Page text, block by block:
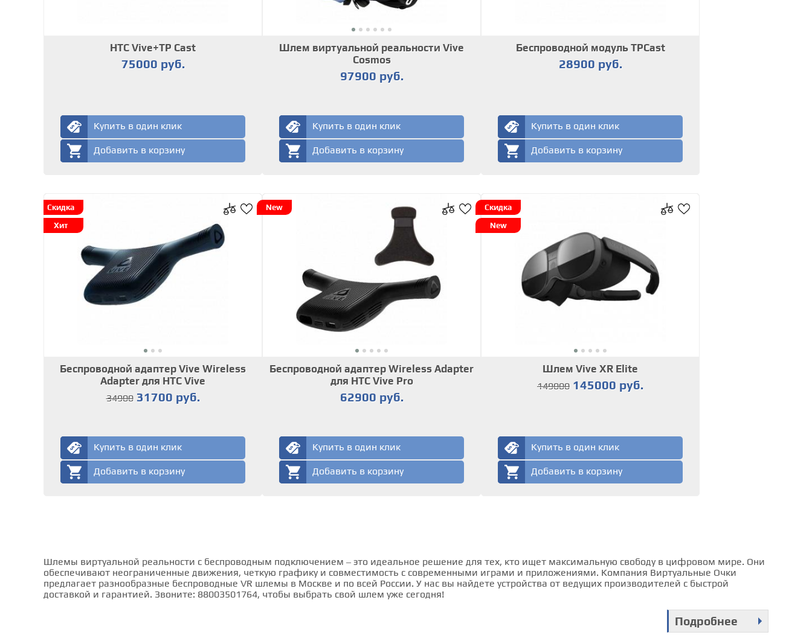
HTC Vive+TP Cast
75000 руб.
Купить в один клик
Добавить в корзину
Шлем виртуальной реальности Vive
Cosmos
97900 руб.
Купить в один клик
Добавить в корзину
Беспроводной модуль TPCast
28900 руб.
Купить в один клик
Добавить в корзину
Скидка
Хит
Беспроводной адаптер Vive Wireless
Adapter для HTC Vive
3490031700 руб.
Купить в один клик
Добавить в корзину
New
Беспроводной адаптер Wireless Adapter
для HTC Vive Pro
62900 руб.
Купить в один клик
Добавить в корзину
Скидка
New
Шлем Vive XR Elite
149000 145000 руб.
Купить в один клик
Добавить в корзину
Шлемы виртуальной реальности с беспроводным подключением – это идеальное решение для тех, кто ищет максимальную свободу в цифровом мире. Они
обеспечивают неограниченные движения, четкую графику и совместимость с современными играми и приложениями. Компания Виртуальные Очки
предлагает разнообразные беспроводные VR шлемы в Москве и по всей России. У нас вы найдете устройства от ведущих производителей с быстрой
доставкой и гарантией. Звоните: 88003501764, чтобы выбрать свой шлем уже сегодня!
Подробнее